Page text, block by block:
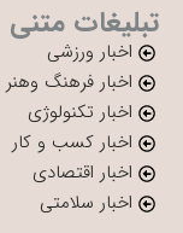
تبلیغات متنی
اخبار ورزشی
اخبار فرهنگ وهنر
اخبار تکنولوژی
اخبار کسب و کار
اخبار اقتصادی
اخبار سلامتی